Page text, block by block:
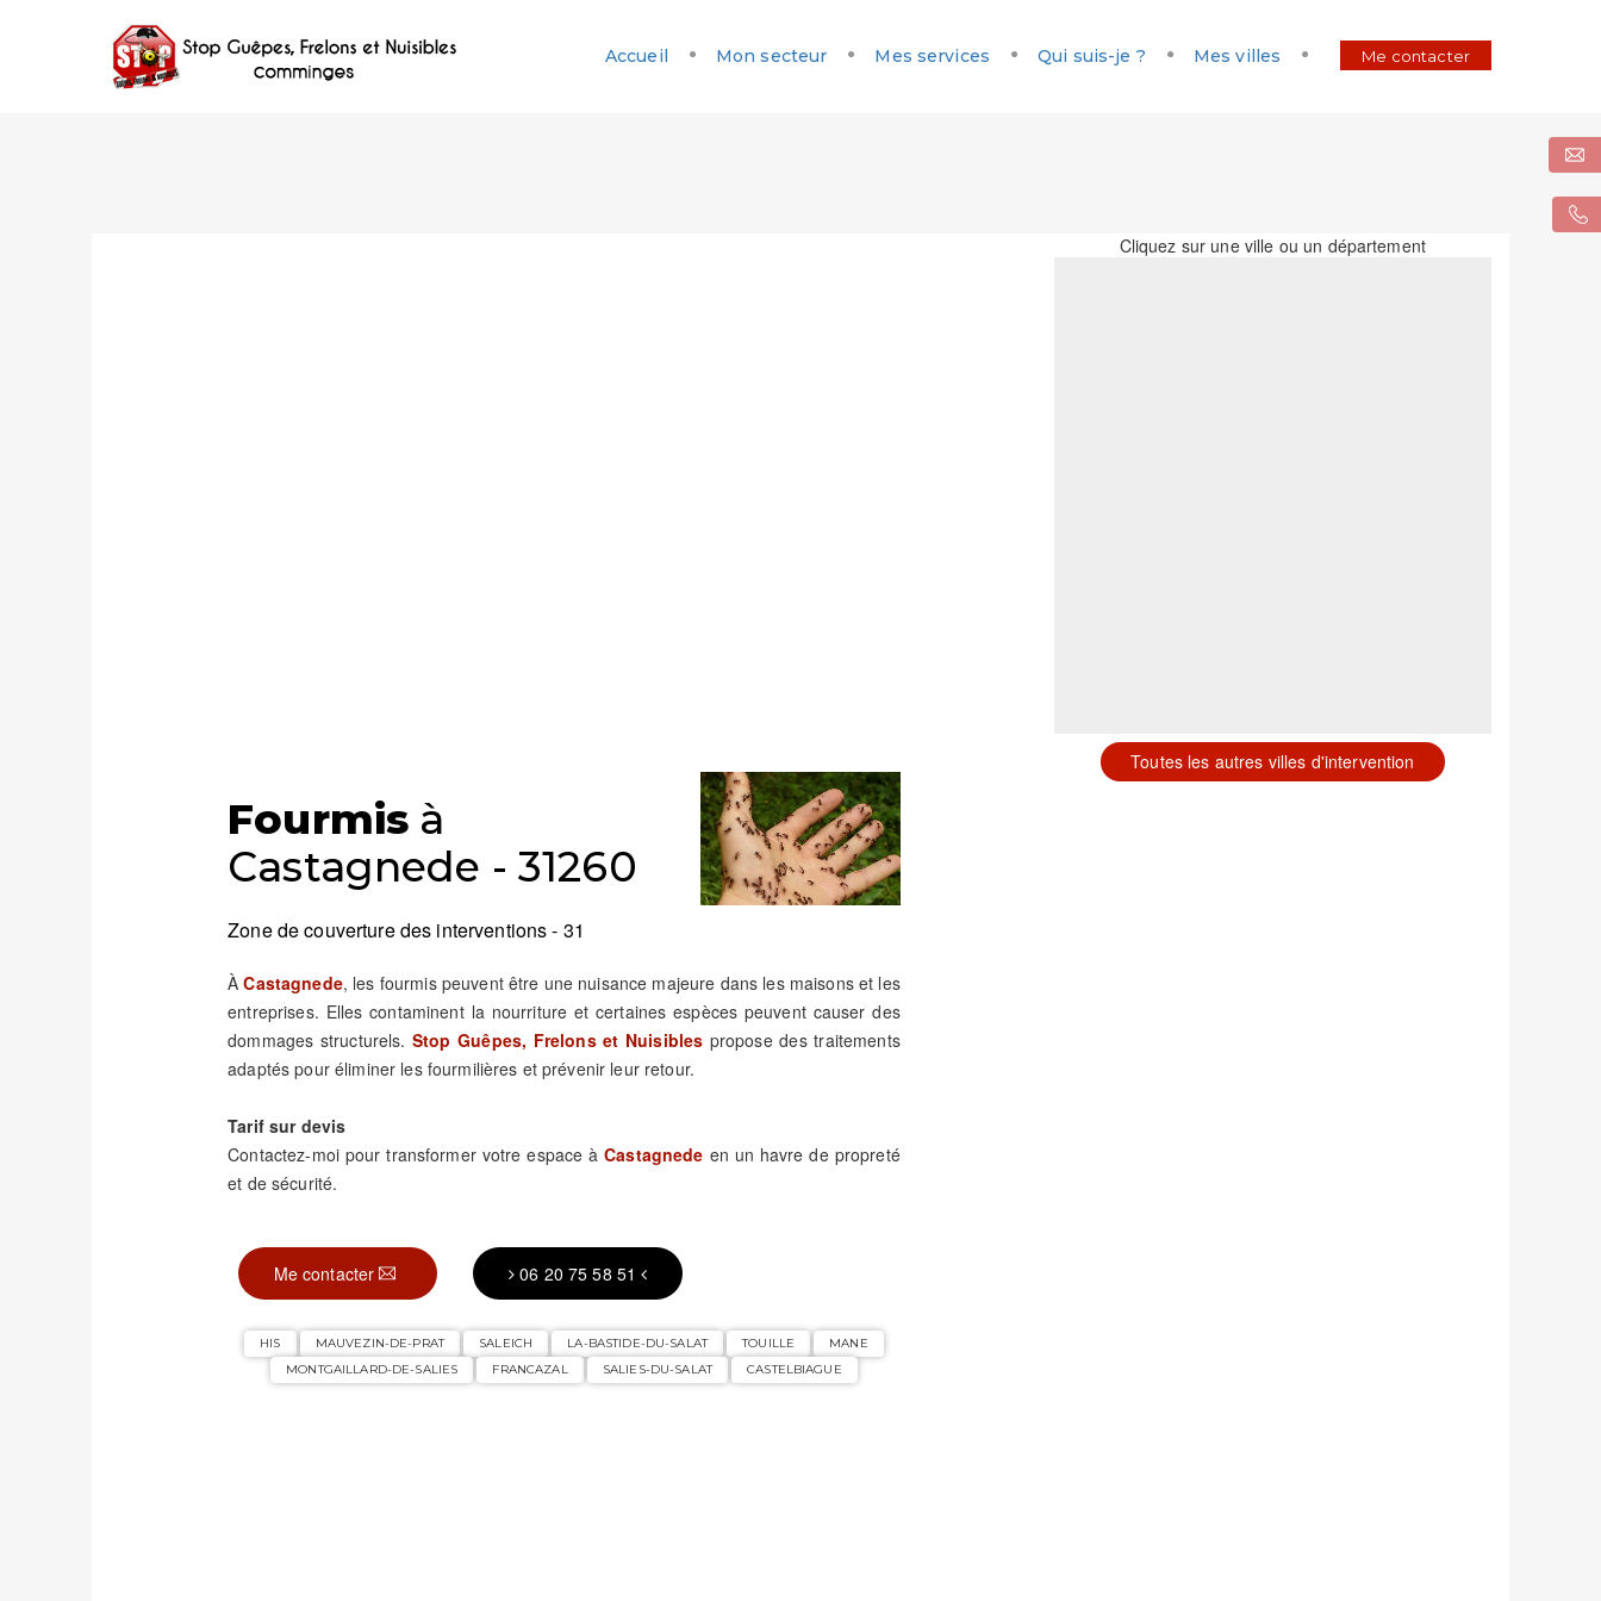
Accueil Mon secteur Mes services Qui suis-je ? Mes villes Me contacter
Fourmis à
Castagnede - 31260
Zone de couverture des interventions - 31
ÀCastagnede, les fourmis peuvent être une nuisance majeure dans les maisons et les
entreprises. Elles contaminent la nourriture et certaines espèces peuvent causer des
dommages structurels.Stop Guêpes, Frelons et Nuisibles propose des traitements
adaptés pour éliminer les fourmilières et prévenir leur retour.
Tarif sur devis
Contactez-moi pour transformer votre espace àCastagnede en un havre de propreté
et de sécurité.
Me contacter 06 20 75 58 51
HIS MAUVEZIN-DE-PRAT SALEICH LA-BASTIDE-DU-SALAT TOUILLE
MANE
MONTGAILLARD-DE-SALIES
FRANCAZAL SALIES-DU-SALAT CASTELBIAGUE
Cliquez sur une ville ou un département
Toutes les autres villes d'intervention